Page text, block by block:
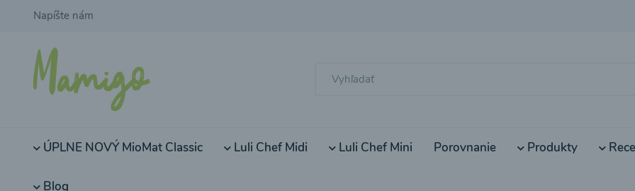
Napíšte nám
ÚPLNE NOVÝ MioMat Classic Luli Chef Midi Luli Chef Mini Porovnanie Produkty
Blog